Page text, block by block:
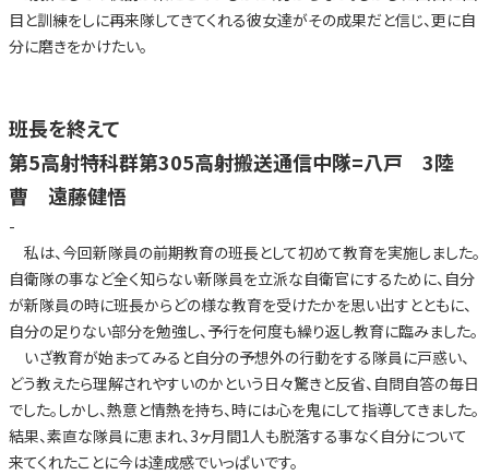
目と訓練をしに再来隊してきてくれる彼女達がその成果だと信じ、更に自
分に磨きをかけたい。
班長を終えて
第5高射特科群第305高射搬送通信中隊=八戸 3陸
曹 遠藤健悟
-
私は、今回新隊員の前期教育の班長として初めて教育を実施しました。
自衛隊の事など全く知らない新隊員を立派な自衛官にするために、自分
が新隊員の時に班長からどの様な教育を受けたかを思い出すとともに、
自分の足りない部分を勉強し、予行を何度も繰り返し教育に臨みました。
いざ教育が始まってみると自分の予想外の行動をする隊員に戸惑い、
どう教えたら理解されやすいのかという日々驚きと反省、自問自答の毎日
でした。しかし、熱意と情熱を持ち、時には心を鬼にして指導してきました。
結果、素直な隊員に恵まれ、3ヶ月間1人も脱落する事なく自分について
来てくれたことに今は達成感でいっぱいです。